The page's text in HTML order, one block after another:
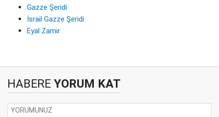
Gazze Şeridi
İsrail Gazze Şeridi
Eyal Zamir
HABERE YORUM KAT